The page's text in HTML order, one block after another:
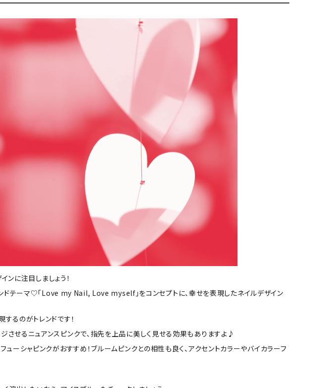
インに注目しましょう！
ドテーマ♡「Love my Nail, Love myself」をコンセプトに、幸せを表現したネイルデザイン
るのがトレンドです！
させるニュアンスピンクで、指先を上品に美しく見せる効果もありますよ♪
ューシャピンクがおすすめ！ブルームピンクとの相性も良く、アクセントカラーやバイカラーフ